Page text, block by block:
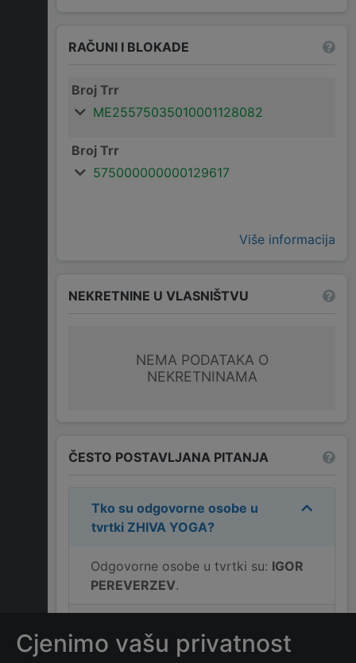
RAČUNI I BLOKADE
Broj Trr
ME25575035010001128082
Broj Trr
575000000000129617
Više informacija
NEKRETNINE U VLASNIŠTVU
NEMA PODATAKA O
NEKRETNINAMA
ČESTO POSTAVLJANA PITANJA
Tko su odgovorne osobe u
tvrtki ZHIVA YOGA?
Odgovorne osobe u tvrtki su: IGOR
PEREVERZEV.
YOGA?
Cjenimo vašu privatnost